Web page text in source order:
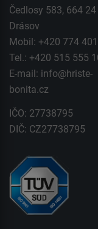
Čedlosy 583, 664 24
Drásov
Mobil: +420 774
Tel.: +420 515 555
E-mail: info@hriste-
bonita.cz
IČO: 27738795
DIČ: CZ27738795